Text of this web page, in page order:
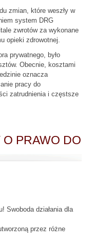
zmian, które weszły w
system DRG
zwrotów za wykonane
opieki zdrowotnej.
prywatnego, było
Obecnie, kosztami
oznacza
pracy do
zatrudnienia i częstsze
PRAWO DO
Swoboda działania dla
przez różne